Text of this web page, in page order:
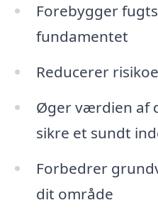
Forebygger
fundamentet
Reducerer
Øger værdien af
sikre et sundt
Forbedrer
dit område